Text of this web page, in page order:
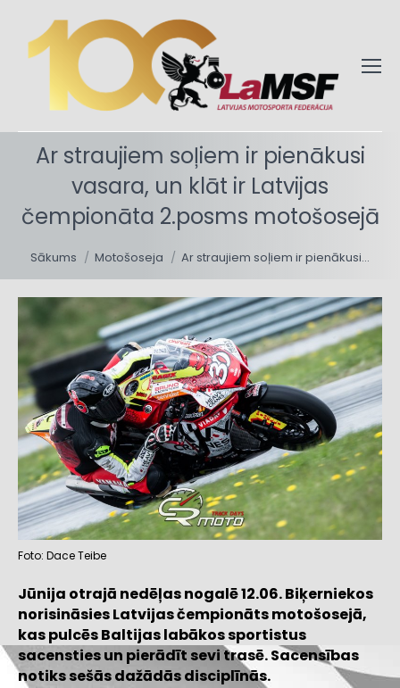
Ar straujiem soļiem ir pienākusi
vasara, un klāt ir Latvijas
čempionāta 2.posms motošosejā
Sākums Motošoseja Ar straujiem soļiem ir pienākusi…
Foto: Dace Teibe
Jūnija otrajā nedēļas nogalē 12.06. Biķerniekos
norisināsies Latvijas čempionāts motošosejā,
kas pulcēs Baltijas labākos sportistus
sacensties un pierādīt sevi trasē. Sacensības
notiks sešās dažādās disciplīnās.